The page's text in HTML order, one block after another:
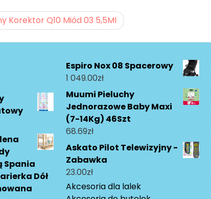
Korektor Q10 Miód 03 5,5Ml
Spania
Dół
Espiro Nox 08 Spacerowy
1 049.00zł
Muumi Pieluchy
Jednorazowe Baby Maxi
(7-14Kg) 46Szt
68.69zł
Askato Pilot Telewizyjny -
Zabawka
23.00zł
Akcesoria dla lalek